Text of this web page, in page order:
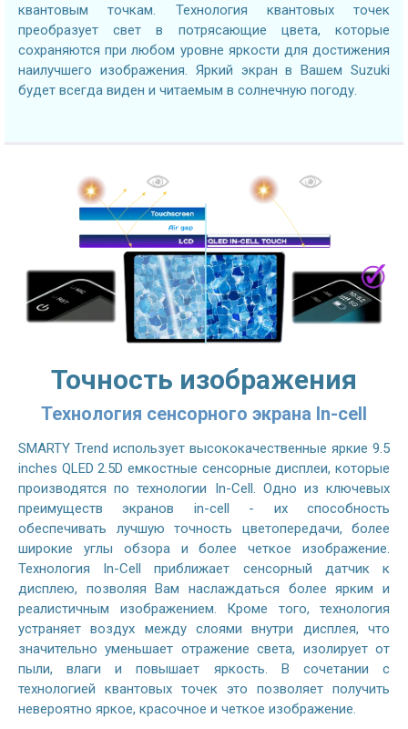
квантовым точкам. Технология квантовых точек
преобразует свет в потрясающие цвета, которые
сохраняются при любом уровне яркости для достижения
наилучшего изображения. Яркий экран в Вашем Suzuki
будет всегда виден и читаемым в солнечную погоду.
Точность изображения
Технология сенсорного экрана In-cell
SMARTY Trend использует высококачественные яркие 9.5
inches QLED 2.5D емкостные сенсорные дисплеи, которые
производятся по технологии In-Cell. Одно из ключевых
преимуществ экранов in-cell - их способность
обеспечивать лучшую точность цветопередачи, более
широкие углы обзора и более четкое изображение.
Технология In-Cell приближает сенсорный датчик к
дисплею, позволяя Вам наслаждаться более ярким и
реалистичным изображением. Кроме того, технология
устраняет воздух между слоями внутри дисплея, что
значительно уменьшает отражение света, изолирует от
пыли, влаги и повышает яркость. В сочетании с
технологией квантовых точек это позволяет получить
невероятно яркое, красочное и четкое изображение.